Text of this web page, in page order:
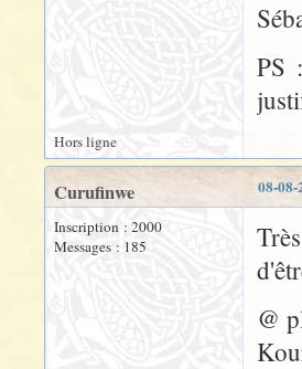
PS
Hors ligne
08-08-
Curufinwe
Inscription : 2000
Messages : 185
@